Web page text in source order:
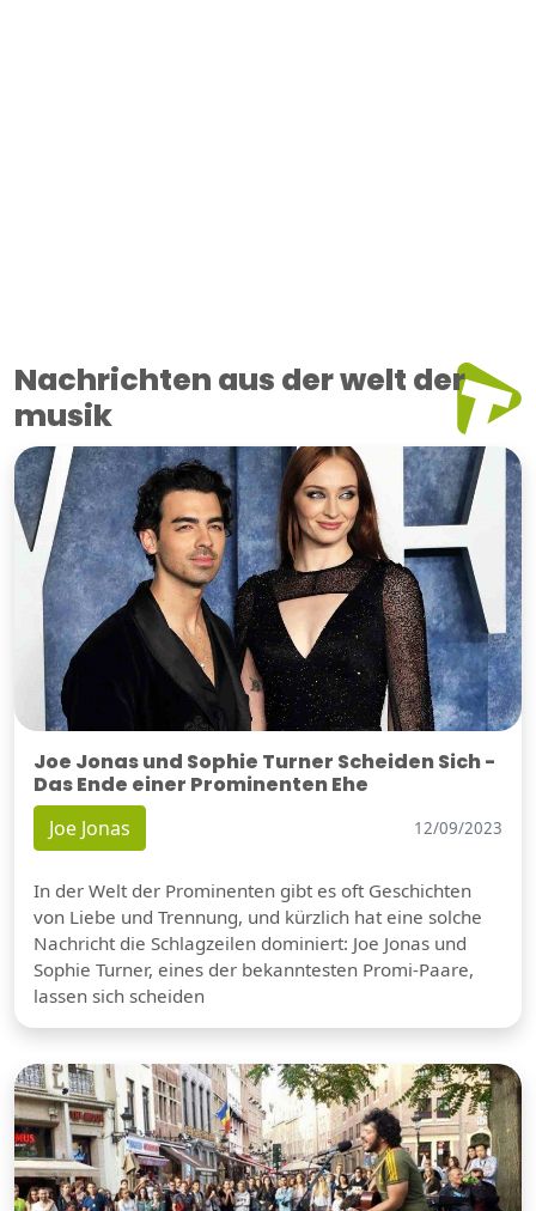
Nachrichten aus der welt der
musik
Joe Jonas und Sophie Turner Scheiden Sich -
Das Ende einer Prominenten Ehe
Joe Jonas 12/09/2023
In der Welt der Prominenten gibt es oft Geschichten
von Liebe und Trennung, und kürzlich hat eine solche
Nachricht die Schlagzeilen dominiert: Joe Jonas und
Sophie Turner, eines der bekanntesten Promi-Paare,
lassen sich scheiden